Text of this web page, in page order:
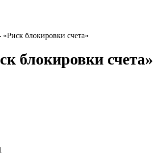
блокировки счета»
блокировки счета»